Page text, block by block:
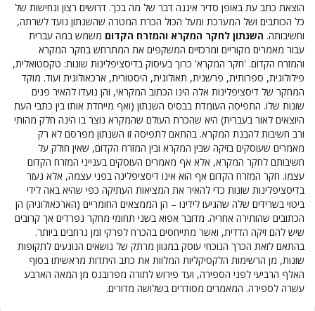
הוצאת כתב עת באופן סדיר איננה דבר של מה בכך. דרושים רצון ונחישות של
כל הכותבים ושל המערכת ומעל הכול הכרת המטרה שהשנתון נועד לשרתה,
וחשיבותה. השנתון לחקר המקרא והמזרח הקדום משמש במה עברית
עבור מאמרים מקוריים ומרכזיים המשקפים את המתרחש בחקר המקרא
והמזרח הקדום. 'חקר המקרא' כרוך בעיסוק בדיסציפלינות שונות: טקסטואלית,
פילולוגית, ספרותית, פרשנית, תאולוגית, היסטורית, ארכאולוגית ועוד. מוקד
המחקר של דיסציפלינות אלה הינו הכתוב המקראי, והן נועדו להאיר פנים
שונות שלו. התפיסה העומדת בבסיס השנתון (ואף מייחדת אותו בין כתבי העת
היוצאים לאור בעברית) היא שהכרת העולם שהמקרא נוצר בו הינה חלק מהותי
ורב חשיבות להבנת המקרא. בהתאם לתפיסה זו השנתון מפרסם לא רק
מאמרים שעוסקים בזיקה שבין המקרא ובין המזרח הקדום, שאין חולק על
חשיבותם לחקר המקרא, אלא אף מאמרים העוסקים בענייני המזרח הקדום
עצמו. חקר המזרח הקדום אף הוא אינו דיסציפלינה בפני עצמה, אלא נעזר
בדיסציפלינות שונות כדי להאיר את המציאות העתיקה כפי שהיא באה לידי
ביטוי בשרידים שלה שהגיעו לידינו – הן הממצאים החומריים (הארכאולוגיה) הן
הכתובים שהותירה אחריה. מדובר אפוא בשני תחומי מחקר נפרדים אך קרובים
שיש להם זיקה הדדית, ואשר מתייחסים בהכרח לפרקי זמן נרחבים ביותר.
בהתאם לזאת הכרך הנוכחי עוסק במגוון מרתק של נושאים הנוגעים לתקופות
שונות, מן הרשימות הלקסיקליות המלוות את כתב היתדות מראשיתו בסוף
האלף הרביעי לפני הספירה, ועד פירוש לתורה מפרובנס מן המאה הארבע
עשרה לספירה. המאמרים מסודרים בשלושה מדורים.